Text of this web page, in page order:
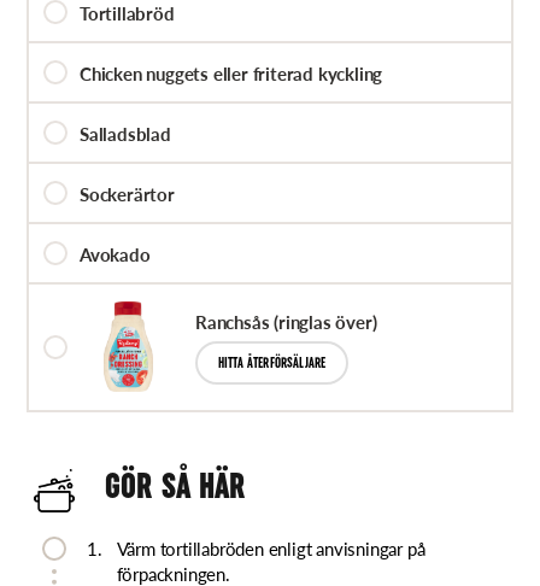
Tortillabröd
Chicken nuggets eller friterad kyckling
Salladsblad
Sockerärtor
Avokado
Ranchsås (ringlas över)
HITTA ÅTERFÖRSÄLJARE
GÖR SÅ HÄR
1.
Värm tortillabröden enligt anvisningar på
förpackningen.